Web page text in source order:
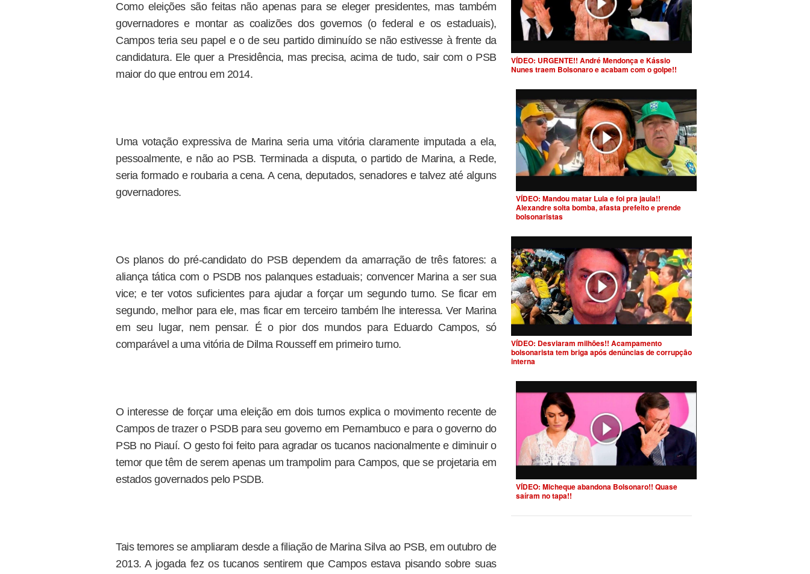
Como eleições são feitas não apenas para se eleger presidentes, mas também
governadores e montar as coalizões dos governos (o federal e os estaduais),
Campos teria seu papel e o de seu partido diminuído se não estivesse à frente da
candidatura. Ele quer a Presidência, mas precisa, acima de tudo, sair com o PSB
maior do que entrou em 2014.
Uma votação expressiva de Marina seria uma vitória claramente imputada a ela,
pessoalmente, e não ao PSB. Terminada a disputa, o partido de Marina, a Rede,
seria formado e roubaria a cena. A cena, deputados, senadores e talvez até alguns
governadores.
Os planos do pré-candidato do PSB dependem da amarração de três fatores: a
aliança tática com o PSDB nos palanques estaduais; convencer Marina a ser sua
vice; e ter votos suficientes para ajudar a forçar um segundo turno. Se ficar em
segundo, melhor para ele, mas ficar em terceiro também lhe interessa. Ver Marina
em seu lugar, nem pensar. É o pior dos mundos para Eduardo Campos, só
comparável a uma vitória de Dilma Rousseff em primeiro turno.
O interesse de forçar uma eleição em dois turnos explica o movimento recente de
Campos de trazer o PSDB para seu governo em Pernambuco e para o governo do
PSB no Piauí. O gesto foi feito para agradar os tucanos nacionalmente e diminuir o
temor que têm de serem apenas um trampolim para Campos, que se projetaria em
estados governados pelo PSDB.
Tais temores se ampliaram desde a filiação de Marina Silva ao PSB, em outubro de
2013. A jogada fez os tucanos sentirem que Campos estava pisando sobre suas
VÍDEO: URGENTE!! André Mendonça e Kássio
Nunes traem Bolsonaro e acabam com o golpe!!
VÍDEO: Mandou matar Lula e foi pra jaula!!
Alexandre solta bomba, afasta prefeito e prende
bolsonaristas
VÍDEO: Desviaram milhões!! Acampamento
bolsonarista tem briga após denúncias de corrupção
interna
VÍDEO: Micheque abandona Bolsonaro!! Quase
saíram no tapa!!